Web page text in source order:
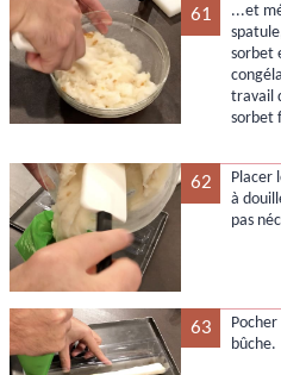
61
...et
sorbet
travail
sorbet
62
Placer
à
pas
63
bûche.